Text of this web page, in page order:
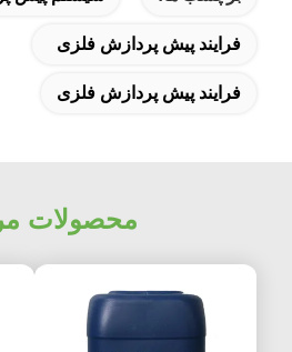
فرایند پیش پردازش فلزی
فرایند پیش پردازش فلزی
محصولات